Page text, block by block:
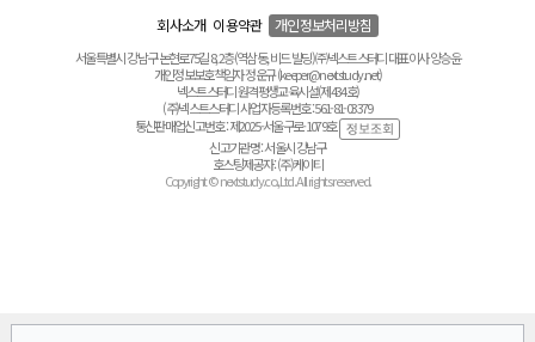
회사소개 이용약관 개인정보처리방침
서울특별시 강남구 논현로75길 8, 2층(역삼동, 비드 빌딩) ㈜넥스트스터디 대표이사 양승윤
개인정보보호책임자 정운규 (keeper@nextstudy.net)
넥스트스터디 원격평생교육시설(제434호)
(주)넥스트스터디 사업자등록번호 : 561-81-03379
통신판매업신고번호 : 제2025-서울구로-1079호
신고기관명 : 서울시 강남구
호스팅제공자 : (주)케이티
Copyright © nextstudy.co.,Ltd. All rights reserved.